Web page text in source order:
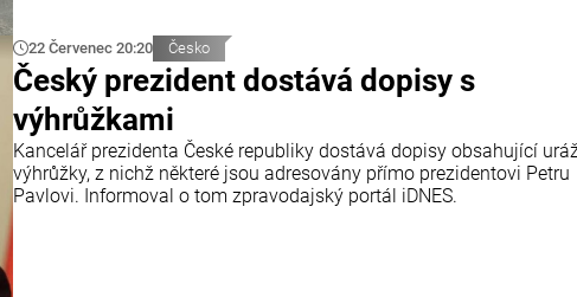
22 Červenec 20:20 Česko
Český prezident dostává dopisy s
výhrůžkami
Kancelář prezidenta České republiky dostává dopisy obsahující
výhrůžky, z nichž některé jsou adresovány přímo prezidentovi Petru
Pavlovi. Informoval o tom zpravodajský portál iDNES.